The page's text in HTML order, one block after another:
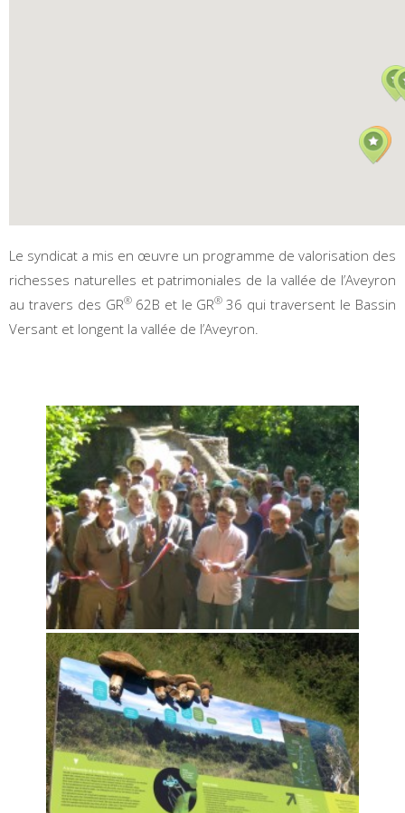
Le syndicat a mis en œuvre un programme de valorisation des
richesses naturelles et patrimoniales de la vallée de l’Aveyron
au travers des GR® 62B et le GR®36 qui traversent le Bassin
Versant et longent la vallée de l’Aveyron.